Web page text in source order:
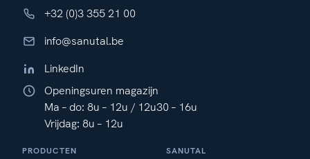
+32 (0)3 355 21 00
info@sanutal.be
LinkedIn
Openingsuren magazijn
Ma – do: 8u – 12u / 12u30 – 16u
Vrijdag: 8u – 12u
PRODUCTEN SANUTAL